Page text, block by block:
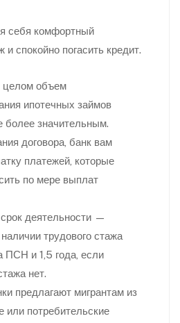
себя комфортный
спокойно погасить кредит.
целом объем
ипотечных займов
более значительным.
договора, банк вам
платежей, которые
по мере выплат
деятельности —
трудового стажа
ПСН и 1,5 года, если
нет.
предлагают мигрантам из
или потребительские